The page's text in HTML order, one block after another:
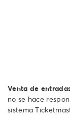
Venta de
no se hace
sistema